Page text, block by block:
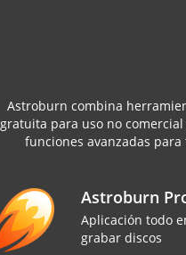
Astroburn combina
gratuita para uso no
funciones avanzadas
Astroburn
Aplicación todo
grabar discos